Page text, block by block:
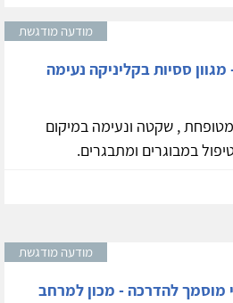
מודעה מודגשת
ססיות בקליניקה נעימה
מטופחת , שקטה ונעימה במיקום
במבוגרים ומתבגרים.
מודעה מודגשת
מוסמך להדרכה - מכון למרחב